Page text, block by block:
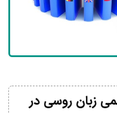
زبان روسی در